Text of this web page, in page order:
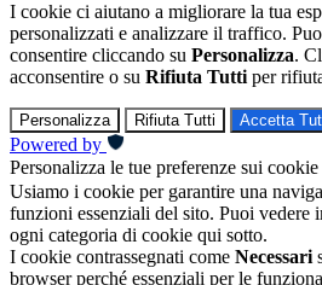
I cookie ci aiutano a migliorare la tua
personalizzati e analizzare il traffico.
consentire cliccando su Personalizza.
acconsentire o su Rifiuta Tutti per
Personalizza Rifiuta Tutti Accetta
Powered by
Personalizza le tue preferenze sui cookie
Usiamo i cookie per garantire una
funzioni essenziali del sito. Puoi vedere
ogni categoria di cookie qui sotto.
I cookie contrassegnati come Necessari
browser perché essenziali per le